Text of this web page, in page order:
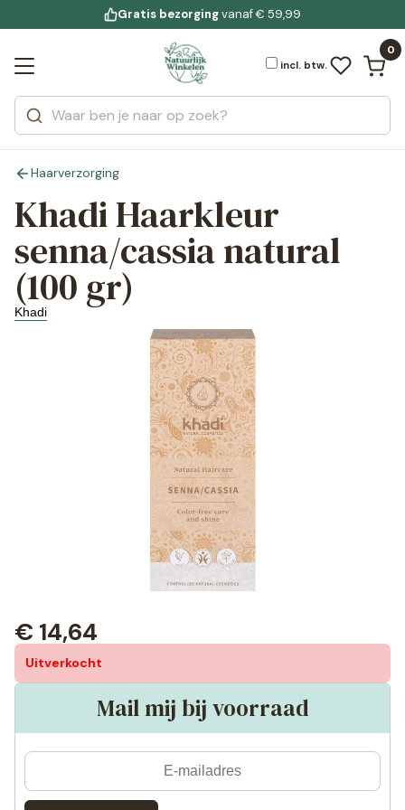
Jouw bewuste leefstijl
voor 19:00 uur besteld
Gratis bezorgingvanaf € 59,99
incl. btw.
0
Zoeken
Categorieën
Merken
Bekijk alle resultaten
Haarverzorging
Khadi Haarkleur
senna/cassia natural
(100 gr)
Khadi
Uitverkocht
€ 14,64
Mail mij bij voorraad